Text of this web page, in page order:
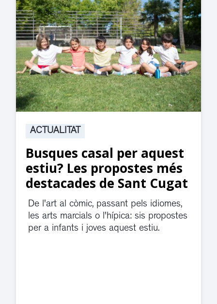
ACTUALITAT
Suspesa l’activitat als
jutjats de Rubí fins
divendres per una fuita
d’aigua
El servei de guàrdia i el jutjat de
violència de gènere s'han traslladat a